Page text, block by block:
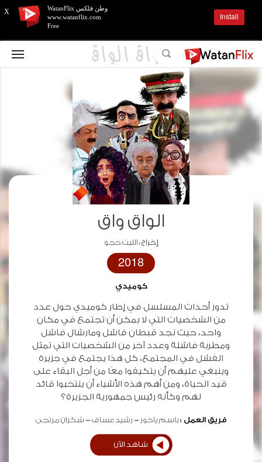
الواق واق
إخراج :الليث حجو
2018
كوميدي
تدور أحداث المسلسل في إطار كوميدي حول عدد
من الشخصيات التي لا يمكن أن تجتمع في مكان
واحد، حيث نجد قبطان فاشل ومارشال فاشل
ومطربة فاشلة وعدد آخر من الشخصيات التي تمثل
الفشل في المجتمع، كل هذا يجتمع في جزيرة
وينبغي عليهم أن يتكيفوا معًا من أجل البقاء على
قيد الحياة، ومن أهم هذه الأشياء أن ينتخبوا قائد
لهم وكأنه رئيس جمهورية الجزيرة؟
فريق العمل :باسم ياخور رشيد عساف شكران مرتجى
شاهد الآن
X
وطن فلكس WatanFlix
www.watanflix.com
Free
Install